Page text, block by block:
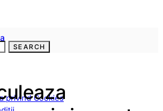
privind Cookies
SEARCH